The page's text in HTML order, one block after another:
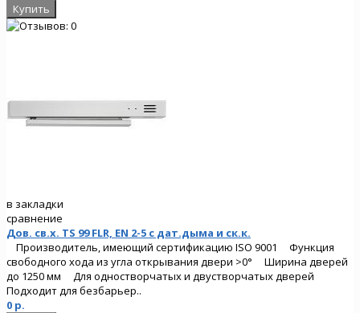
в закладки
сравнение
Дов. св.х. TS 99 FLR, EN 2-5 с дат.дыма и ск.к.
Производитель, имеющий сертификацию ISO 9001 Функция
свободного хода из угла открывания двери >0° Ширина дверей
до 1250 мм Для одностворчатых и двустворчатых дверей
Подходит для безбарьер..
0 р.